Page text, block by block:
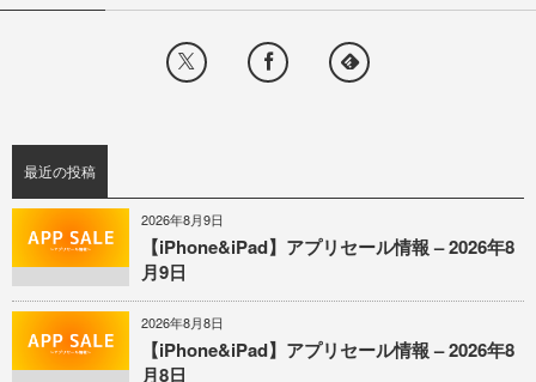
最近の投稿
2026年8月9日
【iPhone&iPad】アプリセール情報 – 2026年8
月9日
2026年8月8日
【iPhone&iPad】アプリセール情報 – 2026年8
月8日